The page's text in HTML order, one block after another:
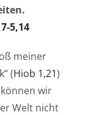
5,14
meiner
(Hiob 1,21)
wir
Welt nicht